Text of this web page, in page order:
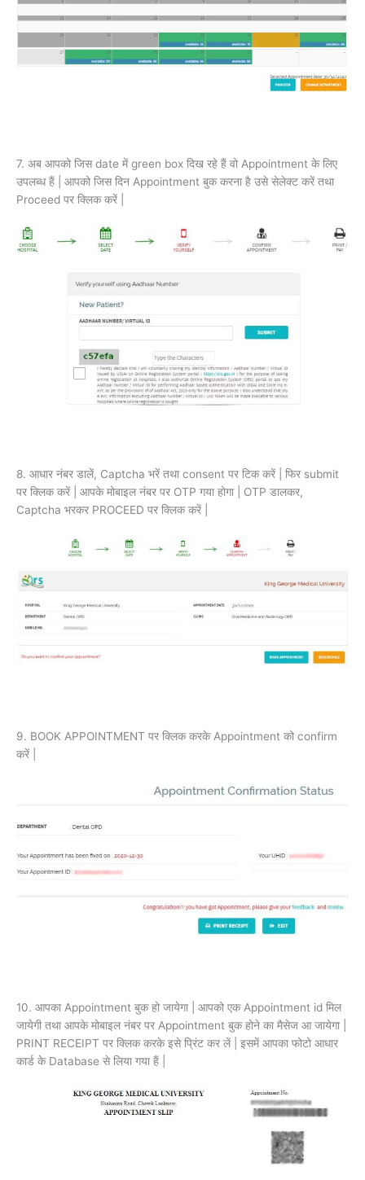
7. अब आपको जिस date में green box दिख रहे हैं वो Appointment के लिए
उपलब्ध हैं | आपको जिस दिन Appointment बुक करना है उसे सेलेक्ट करें तथा
Proceed पर क्लिक करें |
8. आधार नंबर डालें, Captcha भरें तथा consent पर टिक करें | फिर submit
पर क्लिक करें | आपके मोबाइल नंबर पर OTP गया होगा | OTP डालकर,
Captcha भरकर PROCEED पर क्लिक करें |
9. BOOK APPOINTMENT पर क्लिक करके Appointment को confirm
करें |
10. आपका Appointment बुक हो जायेगा | आपको एक Appointment id मिल
जायेगी तथा आपके मोबाइल नंबर पर Appointment बुक होने का मैसेज आ जायेगा |
PRINT RECEIPT पर क्लिक करके इसे प्रिंट कर लें | इसमें आपका फोटो आधार
कार्ड के Database से लिया गया हैं |